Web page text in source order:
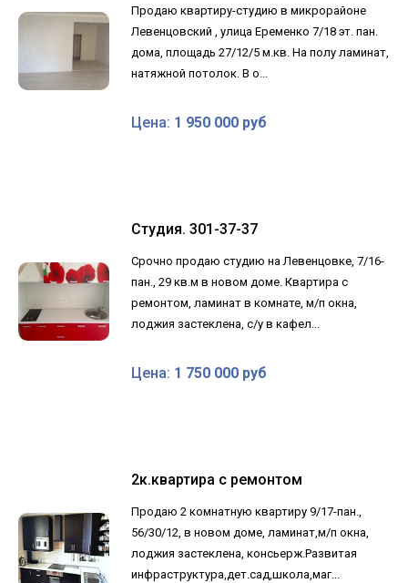
Продаю квартиру-студию в микрорайоне
Левенцовский , улица Еременко 7/18 эт. пан.
дома, площадь 27/12/5 м.кв. На полу ламинат,
натяжной потолок. В о...
Цена: 1 950 000 руб
Студия. 301-37-37
Срочно продаю студию на Левенцовке, 7/16-
пан., 29 кв.м в новом доме. Квартира с
ремонтом, ламинат в комнате, м/п окна,
лоджия застеклена, с/у в кафел...
Цена: 1 750 000 руб
2к.квартира с ремонтом
Продаю 2 комнатную квартиру 9/17-пан.,
56/30/12, в новом доме, ламинат,м/п окна,
лоджия застеклена, консьерж.Развитая
инфраструктура,дет.сад,школа,маг...